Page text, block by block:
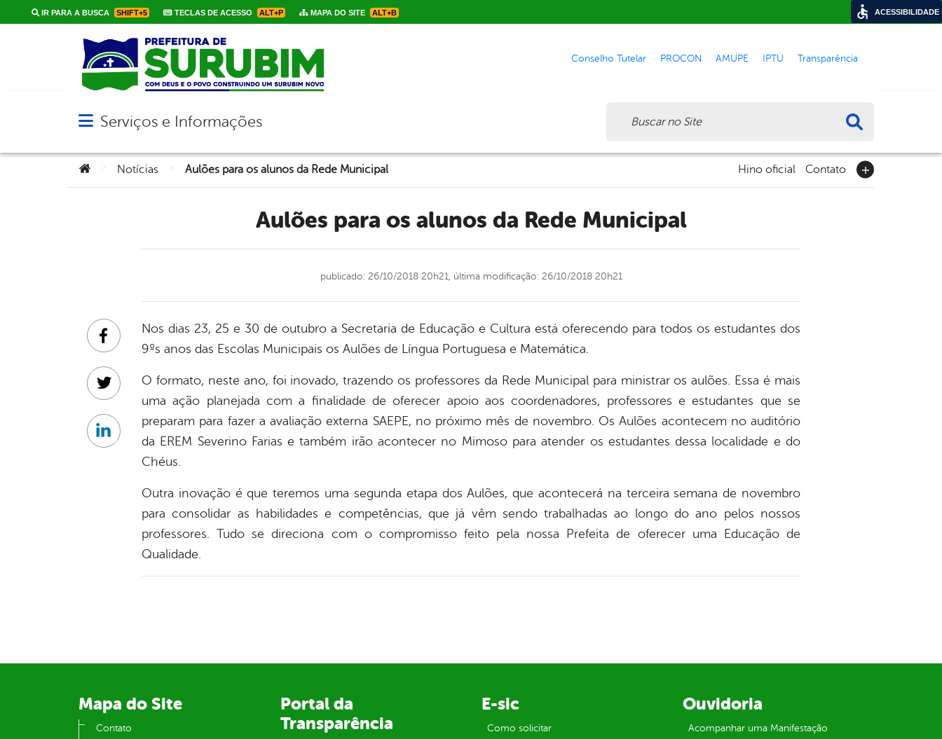
IR PARA A BUSCA SHIFT+5 TECLAS DE ACESSO ALT+P MAPA DO SITE ALT+B
Conselho Tutelar PROCON AMUPE IPTU Transparência
Abrir menu principal de navegação
Serviços e Informações
Você está aqui:
Notícias Aulões para os alunos da Rede Municipal Hino oficial Contato
Aulões para os alunos da Rede Municipal
publicado: 26/10/2018 20h21, última modificação: 26/10/2018 20h21
Nos dias 23, 25 e 30 de outubro a Secretaria de Educação e Cultura está oferecendo para todos os estudantes dos
9ºs anos das Escolas Municipais os Aulões de Língua Portuguesa e Matemática.
O formato, neste ano, foi inovado, trazendo os professores da Rede Municipal para ministrar os aulões. Essa é mais
uma ação planejada com a finalidade de oferecer apoio aos coordenadores, professores e estudantes que se
preparam para fazer a avaliação externa SAEPE, no próximo mês de novembro. Os Aulões acontecem no auditório
da EREM Severino Farias e também irão acontecer no Mimoso para atender os estudantes dessa localidade e do
Chéus.
Outra inovação é que teremos uma segunda etapa dos Aulões, que acontecerá na terceira semana de novembro
para consolidar as habilidades e competências, que já vêm sendo trabalhadas ao longo do ano pelos nossos
professores. Tudo se direciona com o compromisso feito pela nossa Prefeita de oferecer uma Educação de
Qualidade.
Facebook
Twitter
Linkedin
Mapa do Site
Contato
Portal da
Transparência
E-sic
Como solicitar
Ouvidoria
Acompanhar uma Manifestação
ACESSIBILIDADE